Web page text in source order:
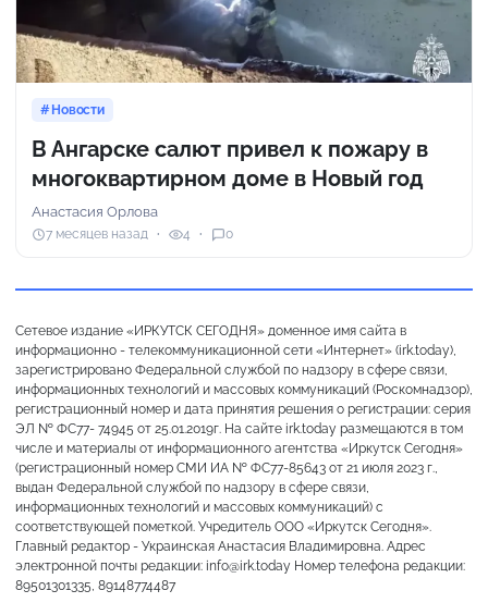
Новости
В Ангарске салют привел к пожару в
многоквартирном доме в Новый год
Анастасия Орлова
7 месяцев назад 4 0
Сетевое издание «ИРКУТСК СЕГОДНЯ» доменное имя сайта в
информационно - телекоммуникационной сети «Интернет» (irk.today),
зарегистрировано Федеральной службой по надзору в сфере связи,
информационных технологий и массовых коммуникаций (Роскомнадзор),
регистрационный номер и дата принятия решения о регистрации: серия
ЭЛ № ФС77- 74945 от 25.01.2019г. На сайте irk.today размещаются в том
числе и материалы от информационного агентства «Иркутск Сегодня»
(регистрационный номер СМИ ИА № ФС77-85643 от 21 июля 2023 г.,
выдан Федеральной службой по надзору в сфере связи,
информационных технологий и массовых коммуникаций) с
соответствующей пометкой. Учредитель ООО «Иркутск Сегодня».
Главный редактор - Украинская Анастасия Владимировна. Адрес
электронной почты редакции: info@irk.today Номер телефона редакции:
89501301335, 89148774487